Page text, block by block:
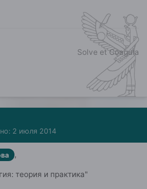
Solve et Coagula
2 июля 2014
,
теория и практика"